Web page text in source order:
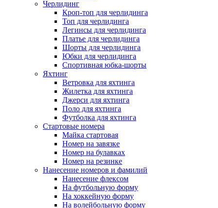
Черлидинг
Кроп-топ для черлидинга
Топ для черлидинга
Легинсы для черлидинга
Платье для черлидинга
Шорты для черлидинга
Юбки для черлидинга
Спортивная юбка-шорты
Яхтинг
Ветровка для яхтинга
Жилетка для яхтинга
Джерси для яхтинга
Поло для яхтинга
Футболка для яхтинга
Стартовые номера
Майка стартовая
Номер на завязке
Номер на булавках
Номер на резинке
Нанесение номеров и фамилий
Нанесение флексом
На футбольную форму
На хоккейную форму
На волейбольную форму